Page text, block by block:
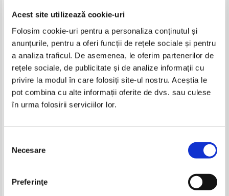
Acest site utilizează cookie-uri
Folosim cookie-uri pentru a personaliza conținutul și
anunțurile, pentru a oferi funcții de rețele sociale și pentru
a analiza traficul. De asemenea, le oferim partenerilor de
rețele sociale, de publicitate și de analize informații cu
privire la modul în care folosiți site-ul nostru. Aceștia le
pot combina cu alte informații oferite de dvs. sau culese
în urma folosirii serviciilor lor.
consimțământului
Necesare
Preferinţe
Leila Slimani - In gradina
capcaunului
Pret:28,00Lei 22,40 Lei
Adaugă în coș
Olivia Poulet - 12 ore pentru a
spune te iubesc
Pret:25,00Lei 17,50 Lei